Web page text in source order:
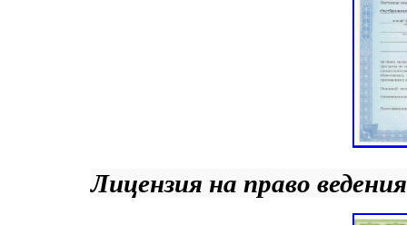
Лицензия на право